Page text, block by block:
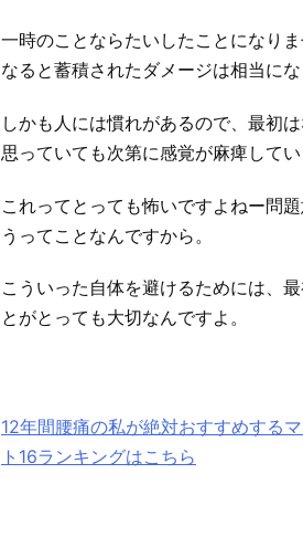
一時のことならたいしたことになり
なると蓄積されたダメージは相当にな
しかも人には慣れがあるので、最初
思っていても次第に感覚が麻痺してい
これってとっても怖いですよねー問
うってことなんですから。
こういった自体を避けるためには、
とがとっても大切なんですよ。
12年間腰痛の私が絶対おすすめする
ト16ランキングはこちら